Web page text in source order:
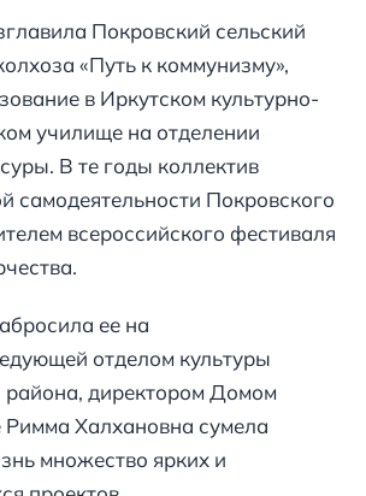
Покровский сельский
«Путь к коммунизму»,
в Иркутском культурно-
училище на отделении
В те годы коллектив
самодеятельности Покровского
всероссийского фестиваля
ее на
отделом культуры
района, директором Домом
Римма Халхановна сумела
множество ярких и